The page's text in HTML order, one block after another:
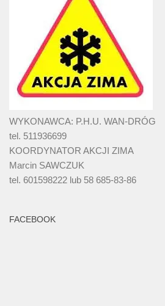
WYKONAWCA: P.H.U. WAN-DRÓG
tel. 511936699
KOORDYNATOR AKCJI ZIMA
Marcin SAWCZUK
tel. 601598222 lub 58 685-83-86
FACEBOOK